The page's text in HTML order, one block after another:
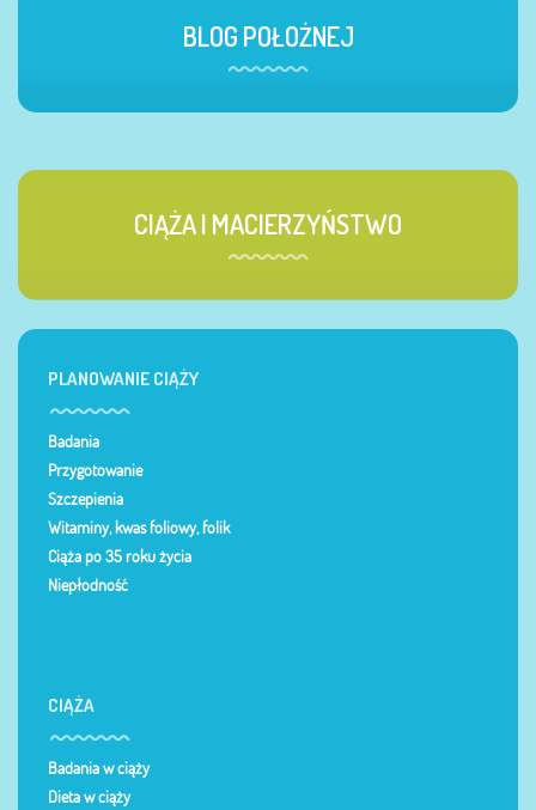
BLOG POŁOŻNEJ
CIĄŻA I MACIERZYŃSTWO
PLANOWANIE CIĄŻY
Badania
Przygotowanie
Szczepienia
Witaminy, kwas foliowy, folik
Ciąża po 35 roku życia
Niepłodność
CIĄŻA
Badania w ciąży
Dieta w ciąży